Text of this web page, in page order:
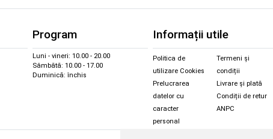
Program
Luni - vineri: 10.00 - 20.00
Sâmbătă: 10.00 - 17.00
Duminică: închis
Informații utile
Politica de
utilizare Cookies
Prelucrarea
datelor cu
caracter
personal
Termeni și
condiții
Livrare și plată
Condiții de retur
ANPC